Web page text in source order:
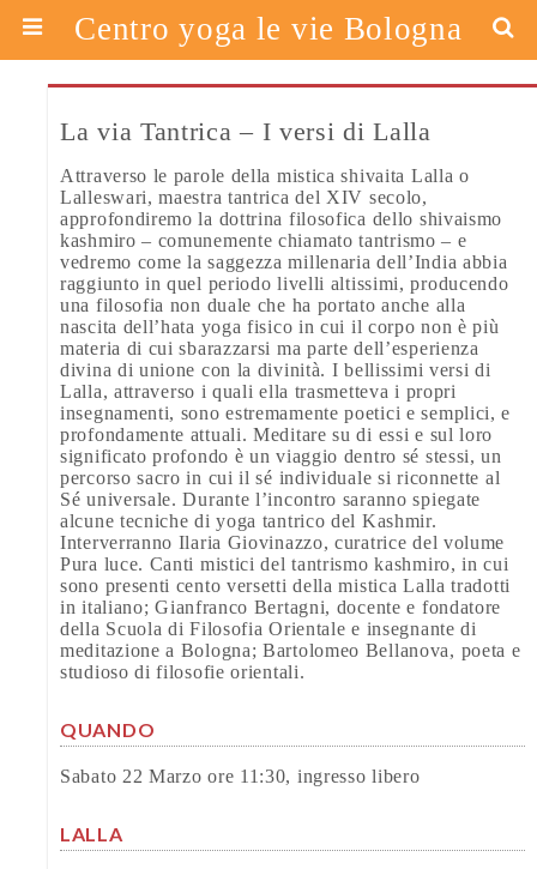
Centro yoga le vie Bologna
La via Tantrica – I versi di Lalla
Attraverso le parole della mistica shivaita Lalla o
Lalleswari, maestra tantrica del XIV secolo,
approfondiremo la dottrina filosofica dello shivaismo
kashmiro – comunemente chiamato tantrismo – e
vedremo come la saggezza millenaria dell’India abbia
raggiunto in quel periodo livelli altissimi, producendo
una filosofia non duale che ha portato anche alla
nascita dell’hata yoga fisico in cui il corpo non è più
materia di cui sbarazzarsi ma parte dell’esperienza
divina di unione con la divinità. I bellissimi versi di
Lalla, attraverso i quali ella trasmetteva i propri
insegnamenti, sono estremamente poetici e semplici, e
profondamente attuali. Meditare su di essi e sul loro
significato profondo è un viaggio dentro sé stessi, un
percorso sacro in cui il sé individuale si riconnette al
Sé universale. Durante l’incontro saranno spiegate
alcune tecniche di yoga tantrico del Kashmir.
Interverranno Ilaria Giovinazzo, curatrice del volume
Pura luce. Canti mistici del tantrismo kashmiro, in cui
sono presenti cento versetti della mistica Lalla tradotti
in italiano; Gianfranco Bertagni, docente e fondatore
della Scuola di Filosofia Orientale e insegnante di
meditazione a Bologna; Bartolomeo Bellanova, poeta e
studioso di filosofie orientali.
QUANDO
Sabato 22 Marzo ore 11:30, ingresso libero
LALLA